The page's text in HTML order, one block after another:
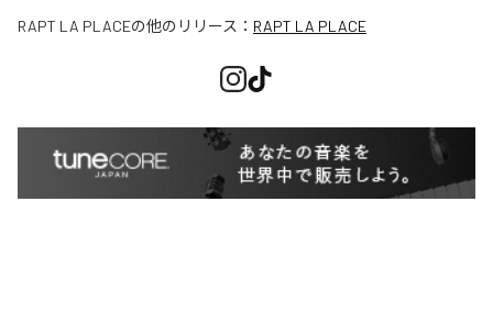
RAPT LA PLACEの他のリリース： RAPT LA PLACE